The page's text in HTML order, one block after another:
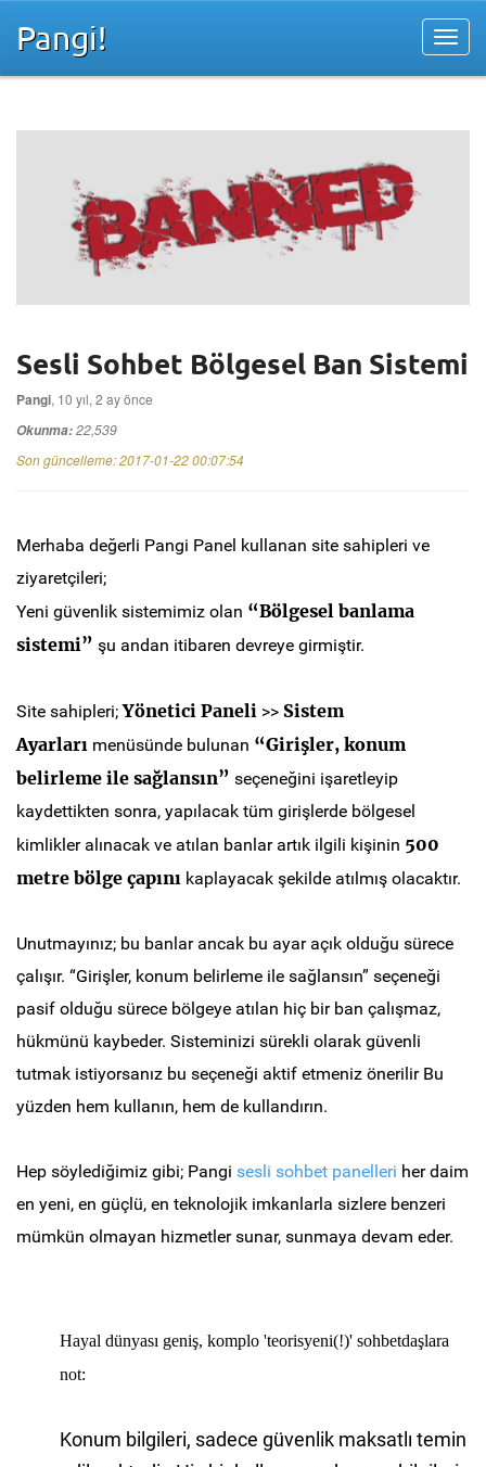
Pangi!
Sesli Sohbet Bölgesel Ban Sistemi
Pangi, 10 yıl, 2 ay önce
Okunma:22,539
Son güncelleme:2017-01-22 00:07:54
Merhaba değerli Pangi Panel kullanan site sahipleri ve
ziyaretçileri;
Yeni güvenlik sistemimiz olan “Bölgesel banlama
sistemi” şu andan itibaren devreye girmiştir.
Site sahipleri;Yönetici Paneli >> Sistem
Ayarları menüsünde bulunan “Girişler, konum
belirleme ile sağlansın” seçeneğini işaretleyip
kaydettikten sonra, yapılacak tüm girişlerde bölgesel
kimlikler alınacak ve atılan banlar artık ilgili kişinin 500
metre bölge çapını kaplayacak şekilde atılmış olacaktır.
Unutmayınız; bu banlar ancak bu ayar açık olduğu sürece
çalışır. “Girişler, konum belirleme ile sağlansın” seçeneği
pasif olduğu sürece bölgeye atılan hiç bir ban çalışmaz,
hükmünü kaybeder. Sisteminizi sürekli olarak güvenli
tutmak istiyorsanız bu seçeneği aktif etmeniz önerilir Bu
yüzden hem kullanın, hem de kullandırın.
Hep söylediğimiz gibi; Pangi sesli sohbet panelleri her daim
en yeni, en güçlü, en teknolojik imkanlarla sizlere benzeri
mümkün olmayan hizmetler sunar, sunmaya devam eder.
Hayal dünyası geniş, komplo 'teorisyeni(!)' sohbetdaşlara
not:
Konum bilgileri, sadece güvenlik maksatlı temin